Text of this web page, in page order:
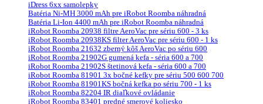
iDress 6xx samolepky
Batéria Ni-MH 3000 mAh pre iRobot Roomba náhradná
Batéria Li-Ion 4400 mAh pre iRobot Roomba náhradná
iRobot Roomba 20938 filtre AeroVac pre sériu 600 - 3 ks
iRobot Roomba 20938KS filter AeroVac pre sériu 600 - 1 ks
iRobot Roomba 21632 zberný kôš AeroVac po sériu 600
iRobot Roomba 21902G gumená kefa - séria 600 a 700
iRobot Roomba 21902S štetinová kefa - séria 600 a 700
iRobot Roomba 81901 3x bočné kefky pre sériu 500 600 700
iRobot Roomba 81901KS bočná kefka po sériu 700 - 1 ks
iRobot Roomba 82204 IR diaľkové ovládanie
iRobot Roomba 83401 predné smerové koliesko